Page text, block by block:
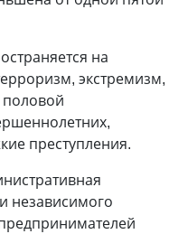
на
экстремизм,
половой
преступления.
независимого